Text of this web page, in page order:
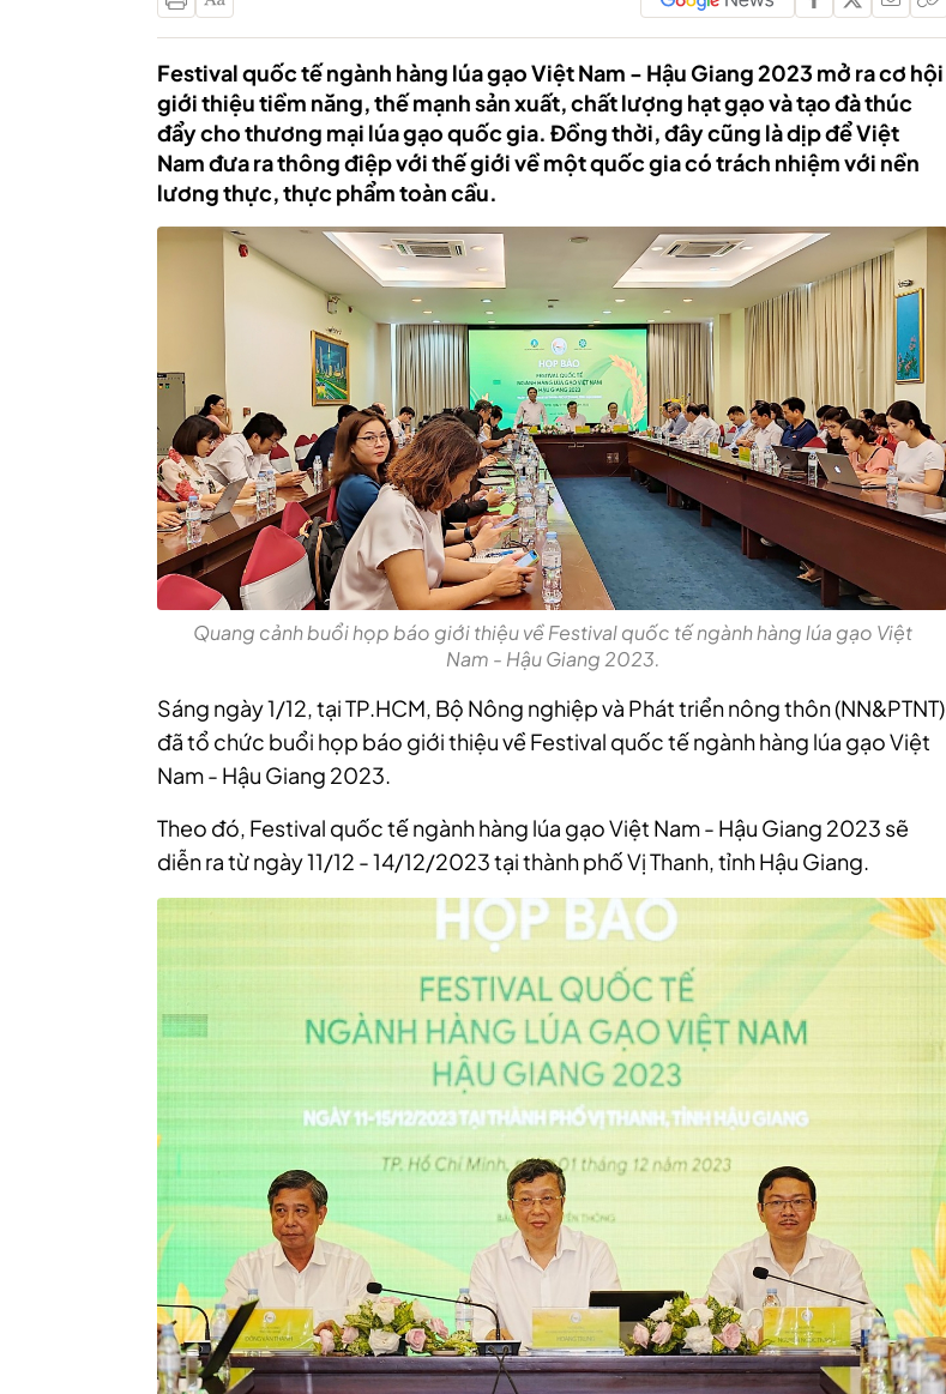
Festival quốc tế ngành hàng lúa gạo Việt Nam - Hậu Giang 2023 mở ra cơ hội
giới thiệu tiềm năng, thế mạnh sản xuất, chất lượng hạt gạo và tạo đà thúc
đẩy cho thương mại lúa gạo quốc gia. Đồng thời, đây cũng là dịp để Việt
Nam đưa ra thông điệp với thế giới về một quốc gia có trách nhiệm với nền
lương thực, thực phẩm toàn cầu.
Quang cảnh buổi họp báo giới thiệu về Festival quốc tế ngành hàng lúa gạo Việt
Nam - Hậu Giang 2023.
Sáng ngày 1/12, tại TP.HCM, Bộ Nông nghiệp và Phát triển nông thôn (NN&PTNT)
đã tổ chức buổi họp báo giới thiệu về Festival quốc tế ngành hàng lúa gạo Việt
Nam - Hậu Giang 2023.
Theo đó, Festival quốc tế ngành hàng lúa gạo Việt Nam - Hậu Giang 2023 sẽ
diễn ra từ ngày 11/12 - 14/12/2023 tại thành phố Vị Thanh, tỉnh Hậu Giang.